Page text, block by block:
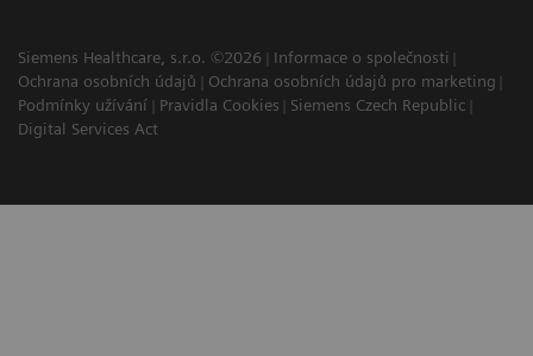
Siemens Healthcare, s.r.o. ©2026
Informace o společnosti
Ochrana osobních údajů
Ochrana osobních údajů pro marketing
Podmínky užívání
Pravidla Cookies
Siemens Czech Republic
Digital Services Act